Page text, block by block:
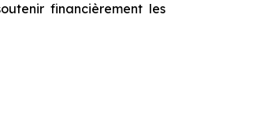
financièrement les